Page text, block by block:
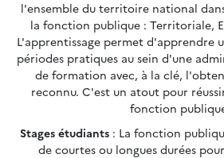
l'ensemble du territoire national
la fonction publique : Territoriale,
L'apprentissage permet d'apprendre
périodes pratiques au sein d'une
de formation avec, à la clé,
reconnu. C'est un atout pour
fonction
Stages étudiants : La fonction
de courtes ou longues durées